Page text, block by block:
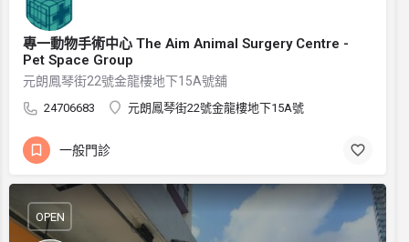
專一動物手術中心 The Aim Animal Surgery Centre -
Pet Space Group
元朗鳳琴街22號金龍樓地下15A號舖
24706683 元朗鳳琴街22號金龍樓地下15A號
一般門診
OPEN